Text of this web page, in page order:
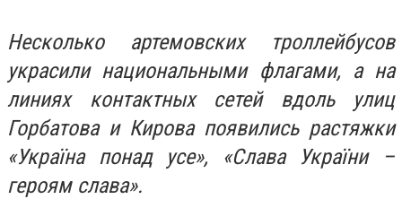
Несколько артемовских троллейбусов
украсили национальными флагами, а на
линиях контактных сетей вдоль улиц
Горбатова и Кирова появились растяжки
«Україна понад усе», «Слава України –
героям слава».